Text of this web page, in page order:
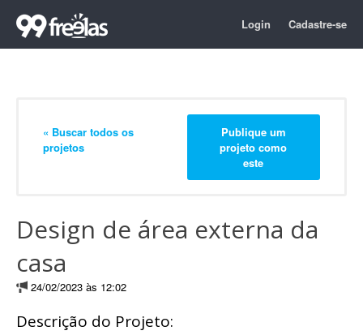
Login Cadastre-se
« Buscar todos os
projetos
Publique um
projeto como
este
Design de área externa da
casa
24/02/2023 às 12:02
Descrição do Projeto: